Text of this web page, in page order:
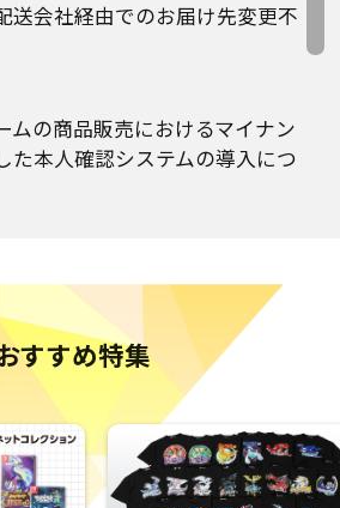
送会社経由でのお届け先変更不
ムの商品販売におけるマイナン
た本人確認システムの導入につ
る重要なお知らせとお願い
に対する不正ログインの発生の
ンターオンラインを安全にご利
願い
すすめ特集